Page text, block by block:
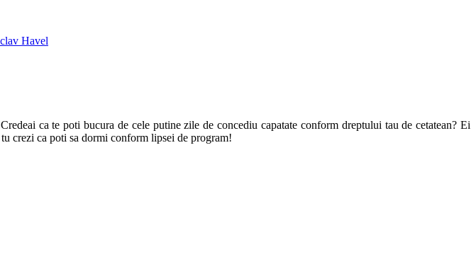
Havel
ca te poti bucura de cele putine zile de concediu capatate conform dreptului tau de cetatean? Ei
crezi ca poti sa dormi conform lipsei de program!